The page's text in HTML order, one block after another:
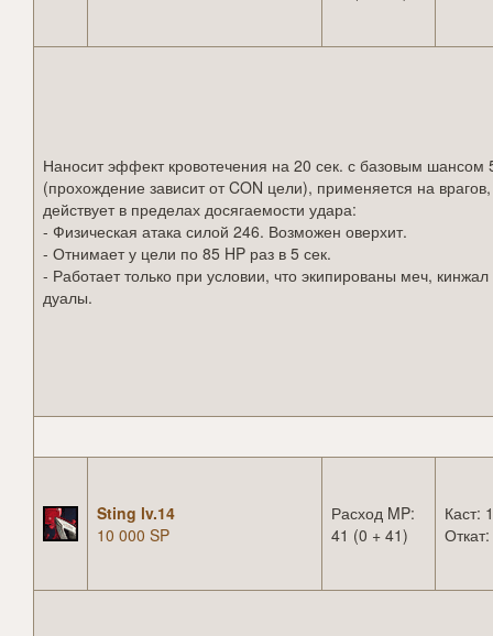
Наносит эффект кровотечения на 20 сек. с базовым шансом
(прохождение зависит от CON цели), применяется на врагов,
действует в пределах досягаемости удара:
- Физическая атака силой 246. Возможен оверхит.
- Отнимает у цели по 85 HP раз в 5 сек.
- Работает только при условии, что экипированы меч,
дуалы.
Sting lv.14
10 000 SP
Расход MP:
41 (0 + 41)
Каст: